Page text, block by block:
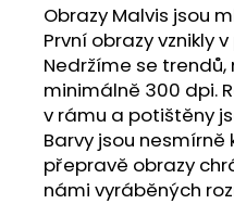
Obrazy Malvis jsou
První obrazy vznikly
Nedržíme se
minimálně 300 dpi.
v rámu a potištěny
Barvy jsou
přepravě obrazy
námi vyráběných